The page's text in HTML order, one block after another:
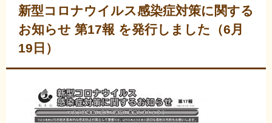
新型コロナウイルス感染症対策に関する
お知らせ 第17報 を発行しました（6月
19日）